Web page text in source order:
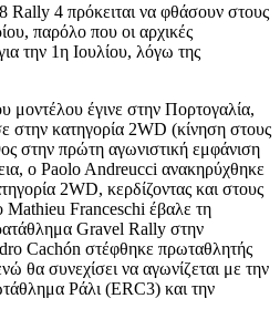
Rally 4 πρόκειται να φθάσουν στους
παρόλο που οι αρχικές
την 1η Ιουλίου, λόγω της
μοντέλου έγινε στην Πορτογαλία,
στην κατηγορία 2WD (κίνηση στους
στην πρώτη αγωνιστική εμφάνιση
ο Paolo Andreucci ανακηρύχθηκε
2WD, κερδίζοντας και στους
Mathieu Franceschi έβαλε τη
Gravel Rally στην
Cachón στέφθηκε πρωταθλητής
θα συνεχίσει να αγωνίζεται με την
Ράλι (ERC3) και την